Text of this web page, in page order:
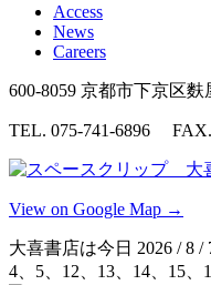
Access
News
Careers
600-8059 京都市下京区
TEL. 075-741-6896
View on Google Map →
大喜書店は今日 2026 / 8 /
4、5、12、13、14、15